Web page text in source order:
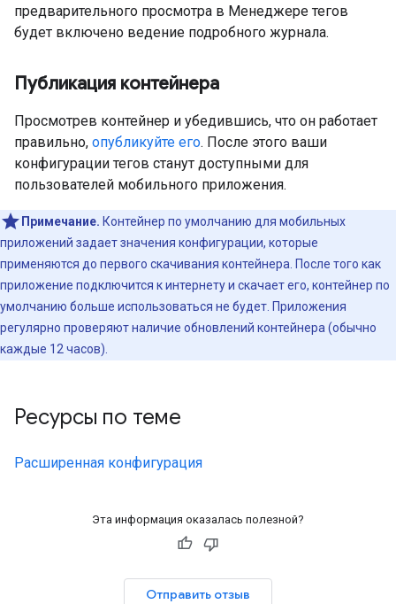
предварительного просмотра в Менеджере тегов
будет включено ведение подробного журнала.
Публикация контейнера
Просмотрев контейнер и убедившись, что он работает
правильно, опубликуйте его. После этого ваши
конфигурации тегов станут доступными для
пользователей мобильного приложения.
Примечание. Контейнер по умолчанию для мобильных
приложений задает значения конфигурации, которые
применяются до первого скачивания контейнера. После того как
приложение подключится к интернету и скачает его, контейнер по
умолчанию больше использоваться не будет. Приложения
регулярно проверяют наличие обновлений контейнера (обычно
каждые 12 часов).
Ресурсы по теме
Расширенная конфигурация
Эта информация оказалась полезной?
Отправить отзыв